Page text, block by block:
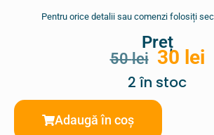
Pentru orice detalii sau comenzi folosiți
Preț
50lei 30 lei
2 în stoc
Adaugă în coș